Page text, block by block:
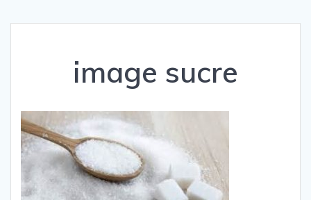
image sucre